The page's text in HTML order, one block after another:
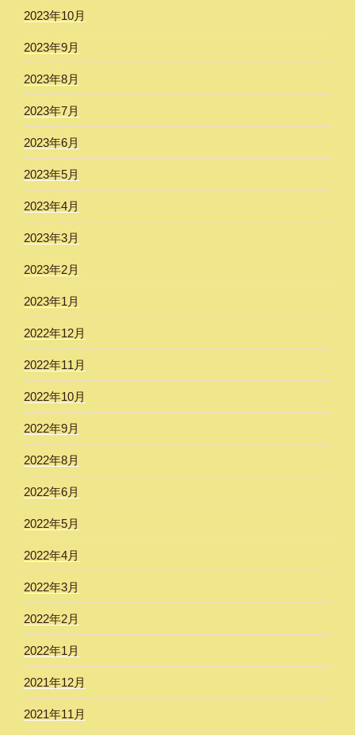
2023年10月
2023年9月
2023年8月
2023年7月
2023年6月
2023年5月
2023年4月
2023年3月
2023年2月
2023年1月
2022年12月
2022年11月
2022年10月
2022年9月
2022年8月
2022年6月
2022年5月
2022年4月
2022年3月
2022年2月
2022年1月
2021年12月
2021年11月